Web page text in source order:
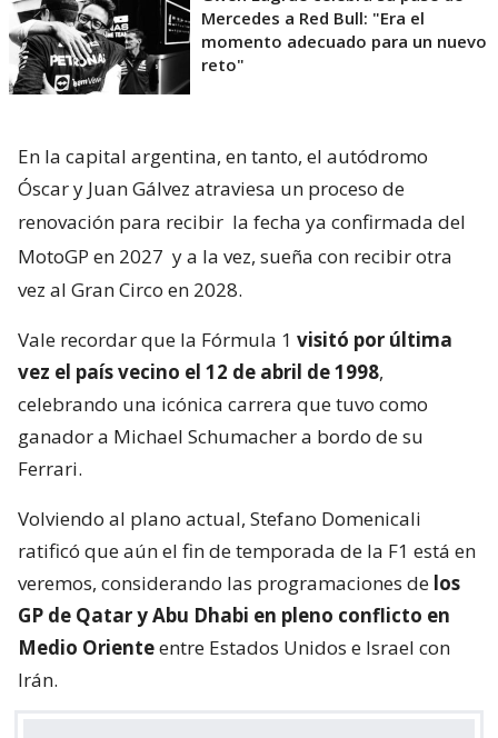
Mercedes a Red Bull: "Era el
momento adecuado para un nuevo
reto"
En la capital argentina, en tanto, el autódromo
Óscar y Juan Gálvez atraviesa un proceso de
renovación para recibir la fecha ya confirmada del
MotoGP en 2027 y a la vez, sueña con recibir otra
vez al Gran Circo en 2028.
Vale recordar que la Fórmula 1 visitó por última
vez el país vecino el 12 de abril de 1998,
celebrando una icónica carrera que tuvo como
ganador a Michael Schumacher a bordo de su
Ferrari.
Volviendo al plano actual, Stefano Domenicali
ratificó que aún el fin de temporada de la F1 está en
veremos, considerando las programaciones de los
GP de Qatar y Abu Dhabi en pleno conflicto en
Medio Orienteentre Estados Unidos e Israel con
Irán.